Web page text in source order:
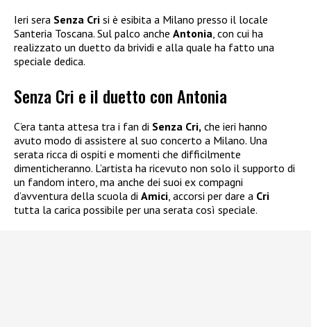
Ieri sera Senza Cri si è esibita a Milano presso il locale
Santeria Toscana. Sul palco anche Antonia , con cui ha
realizzato un duetto da brividi e alla quale ha fatto una
speciale dedica.
Senza Cri e il duetto con Antonia
C’era tanta attesa tra i fan di Senza Cri, che ieri hanno
avuto modo di assistere al suo concerto a Milano. Una
serata ricca di ospiti e momenti che difficilmente
dimenticheranno. L’artista ha ricevuto non solo il supporto di
un fandom intero, ma anche dei suoi ex compagni
d’avventura della scuola di Amici, accorsi per dare a Cri
tutta la carica possibile per una serata così speciale.